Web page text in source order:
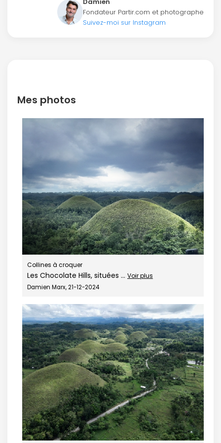
Fondateur Partir.com et photographe
Suivez-moi sur Instagram
Mes photos
Collines à croquer
Les Chocolate Hills, situées ... Voir plus
Damien Marx, 21-12-2024
Continuer avec Apple
ou connectez-vous par mail
Politique de
confidentialité.